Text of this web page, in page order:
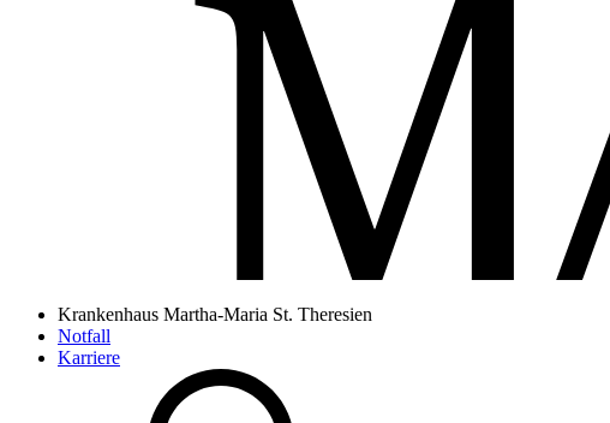
Krankenhaus Martha-Maria St. Theresien
Notfall
Karriere